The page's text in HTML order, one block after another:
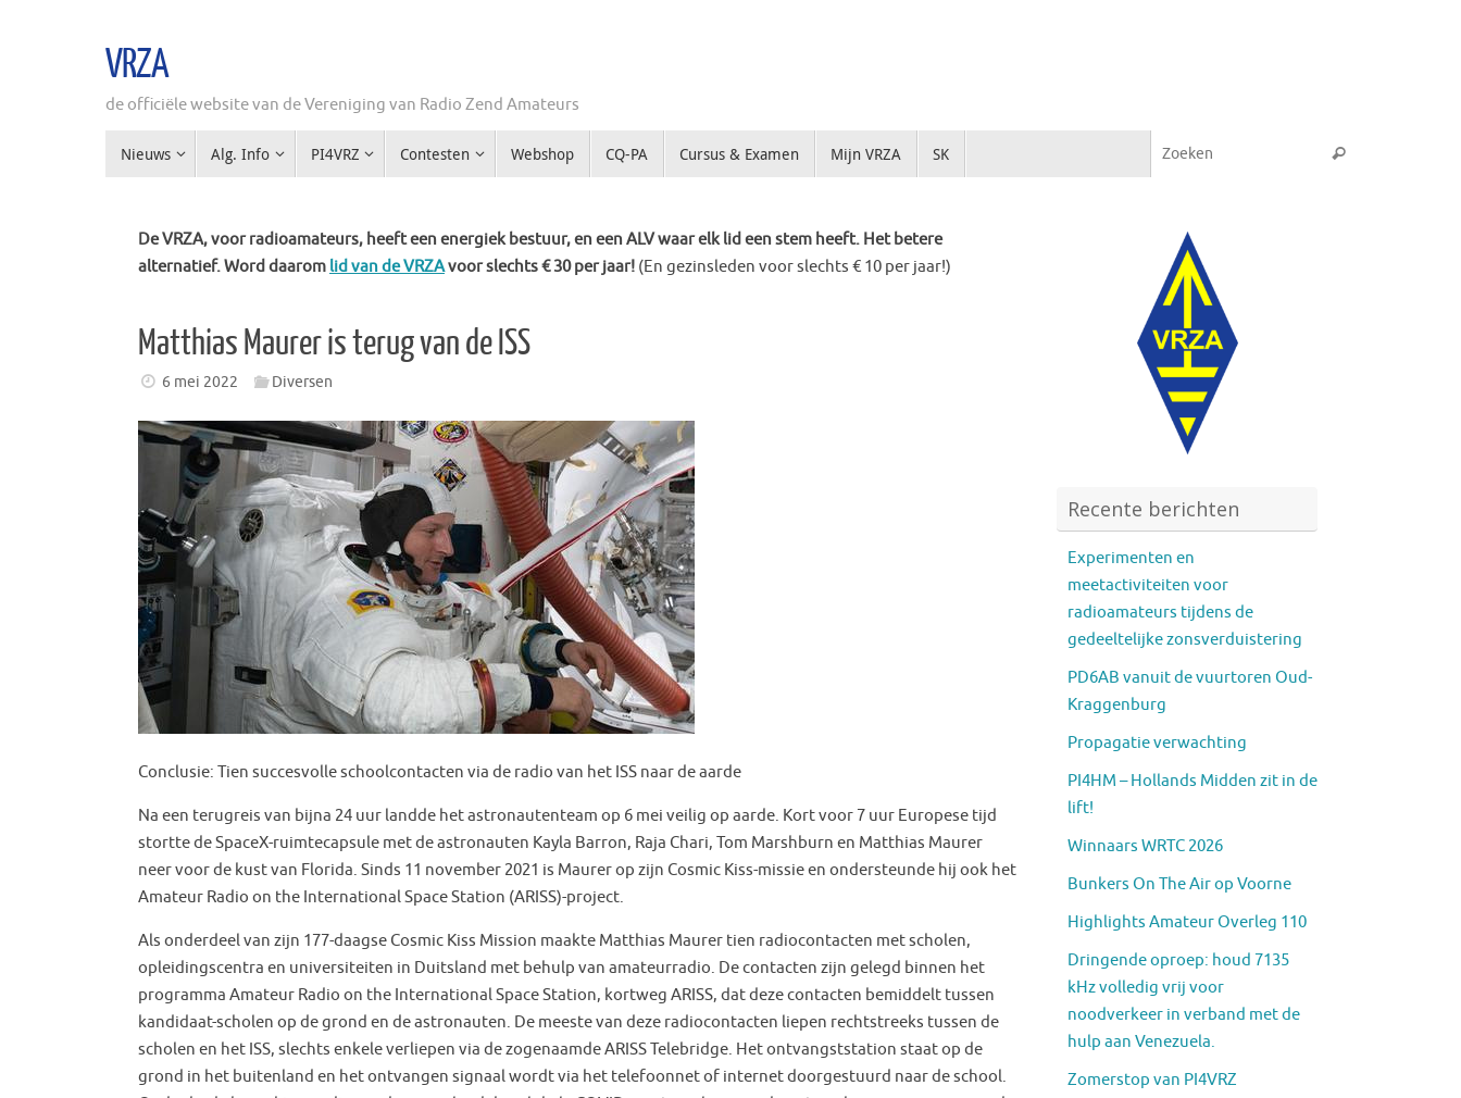
VRZA
de officiële website van de Vereniging van Radio Zend Amateurs
naarNieuws Alg. Info PI4VRZ Contesten Webshop CQ-PA Cursus & Examen Mijn VRZA SK Zoeken
De VRZA, voor radioamateurs, heeft een energiek bestuur, en een ALV waar elk lid een stem heeft. Het betere
alternatief. Word daarom lid van de VRZAvoor slechts € 30 per jaar! (En gezinsleden voor slechts € 10 per jaar!)
Matthias Maurer is terug van de ISS
6 mei 2022 Diversen
Conclusie: Tien succesvolle schoolcontacten via de radio van het ISS naar de aarde
Na een terugreis van bijna 24 uur landde het astronautenteam op 6 mei veilig op aarde. Kort voor 7 uur Europese tijd
stortte de SpaceX-ruimtecapsule met de astronauten Kayla Barron, Raja Chari, Tom Marshburn en Matthias Maurer
neer voor de kust van Florida. Sinds 11 november 2021 is Maurer op zijn Cosmic Kiss-missie en ondersteunde hij ook het
Amateur Radio on the International Space Station (ARISS)-project.
Als onderdeel van zijn 177-daagse Cosmic Kiss Mission maakte Matthias Maurer tien radiocontacten met scholen,
opleidingscentra en universiteiten in Duitsland met behulp van amateurradio. De contacten zijn gelegd binnen het
programma Amateur Radio on the International Space Station, kortweg ARISS, dat deze contacten bemiddelt tussen
kandidaat-scholen op de grond en de astronauten. De meeste van deze radiocontacten liepen rechtstreeks tussen de
scholen en het ISS, slechts enkele verliepen via de zogenaamde ARISS Telebridge. Het ontvangststation staat op de
grond in het buitenland en het ontvangen signaal wordt via het telefoonnet of internet doorgestuurd naar de school.
Recente berichten
Experimenten en
meetactiviteiten voor
radioamateurs tijdens de
gedeeltelijke zonsverduistering
PD6AB vanuit de vuurtoren Oud-
Kraggenburg
Propagatie verwachting
PI4HM – Hollands Midden zit in de
lift!
Winnaars WRTC 2026
Bunkers On The Air op Voorne
Highlights Amateur Overleg 110
Dringende oproep: houd 7135
kHz volledig vrij voor
noodverkeer in verband met de
hulp aan Venezuela.
Zomerstop van PI4VRZ